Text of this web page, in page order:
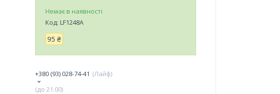
Немає в наявності
Код: LF1248A
95 ₴
+380 (93) 028-74-41
Лайф
(до 21.00)